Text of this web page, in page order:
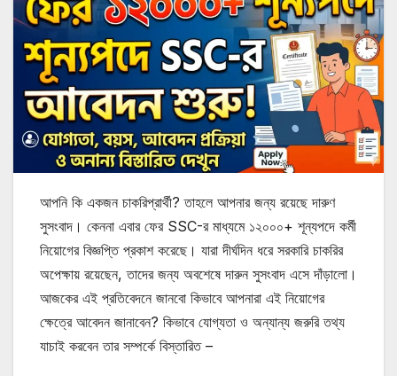
আপনি কি একজন চাকরিপ্রার্থী? তাহলে আপনার জন্য রয়েছে দারুণ
সুসংবাদ। কেননা এবার ফের SSC-র মাধ্যমে ১২০০০+ শূন্যপদে কর্মী
নিয়োগের বিজ্ঞপ্তি প্রকাশ করেছে। যারা দীর্ঘদিন ধরে সরকারি চাকরির
অপেক্ষায় রয়েছেন, তাদের জন্য অবশেষে দারুন সুসংবাদ এসে দাঁড়ালো।
আজকের এই প্রতিবেদনে জানবো কিভাবে আপনারা এই নিয়োগের
ক্ষেত্রে আবেদন জানাবেন? কিভাবে যোগ্যতা ও অন্যান্য জরুরি তথ্য
যাচাই করবেন তার সম্পর্কে বিস্তারিত –